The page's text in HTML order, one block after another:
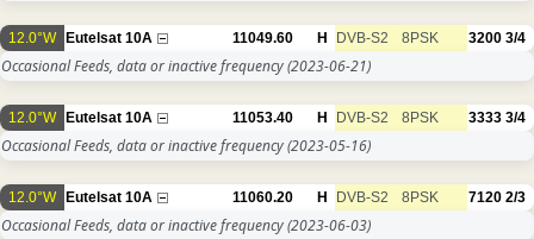
12.0°W Eutelsat 10A 11049.60 H DVB-S2 8PSK 3200 3/4
Occasional Feeds, data or inactive frequency(2023-06-21)
12.0°W Eutelsat 10A 11053.40 H DVB-S2 8PSK 3333 3/4
Occasional Feeds, data or inactive frequency(2023-05-16)
12.0°W Eutelsat 10A 11060.20 H DVB-S2 8PSK 7120 2/3
Occasional Feeds, data or inactive frequency(2023-06-03)